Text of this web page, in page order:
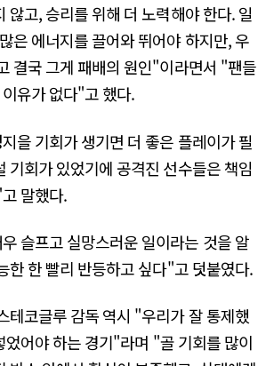
않고, 승리를 위해 더 노력해야 한다. 일
은 에너지를 끌어와 뛰어야 하지만, 우
결국 그게 패배의 원인"이라면서 "팬들
유가 없다"고 했다.
을 기회가 생기면 더 좋은 플레이가 필
기회가 있었기에 공격진 선수들은 책임
말했다.
슬프고 실망스러운 일이라는 것을 알
한 한 빨리 반등하고 싶다"고 덧붙였다.
테코글루 감독 역시 "우리가 잘 통제했
었어야 하는 경기"라며 "골 기회를 많이